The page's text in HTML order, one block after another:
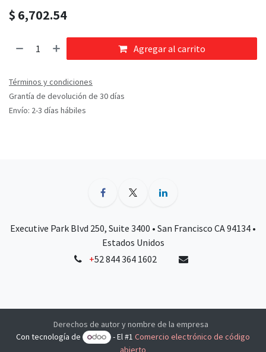
$ 6,702.54
Agregar al carrito
Términos y condiciones
Grantía de devolución de 30 días
Envío: 2-3 días hábiles
Executive Park Blvd 250, Suite 3400 • San Francisco CA 94134 •
Estados Unidos
+52 844 364 1602
Derechos de autor y nombre de la empresa
Con tecnología de
- El #1Comercio electrónico de código
abierto